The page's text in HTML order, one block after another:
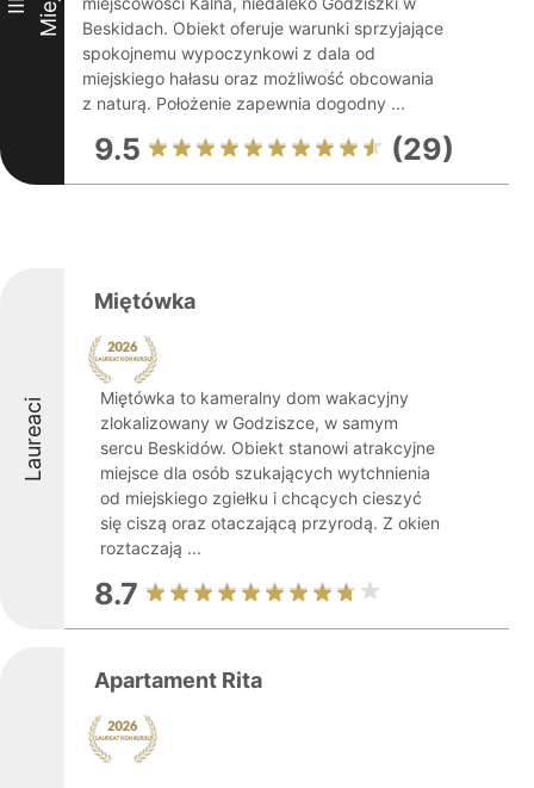
III
Beskidach. Obiekt oferuje warunki sprzyjające
spokojnemu wypoczynkowi z dala od
miejskiego hałasu oraz możliwość obcowania
z naturą. Położenie zapewnia dogodny ...
9.5 (29)
Laureaci
Miętówka
Miętówka to kameralny dom wakacyjny
zlokalizowany w Godziszce, w samym
sercu Beskidów. Obiekt stanowi atrakcyjne
miejsce dla osób szukających wytchnienia
od miejskiego zgiełku i chcących cieszyć
się ciszą oraz otaczającą przyrodą. Z okien
roztaczają ...
8.7
Apartament Rita